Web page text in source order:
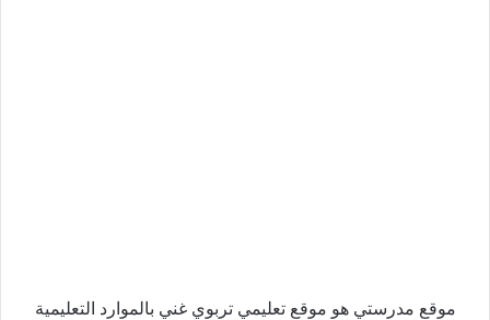
موقع مدرستي هو موقع تعليمي تربوي غني بالموارد التعليمية